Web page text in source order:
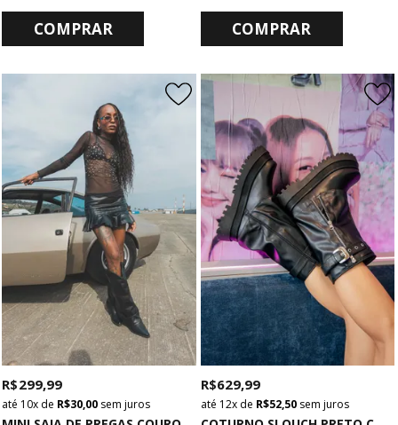
COMPRAR COMPRAR
R$ 299,99
10x de R$ 30,00 sem juros
R$ 629,99
12xde R$ 52,50sem juros